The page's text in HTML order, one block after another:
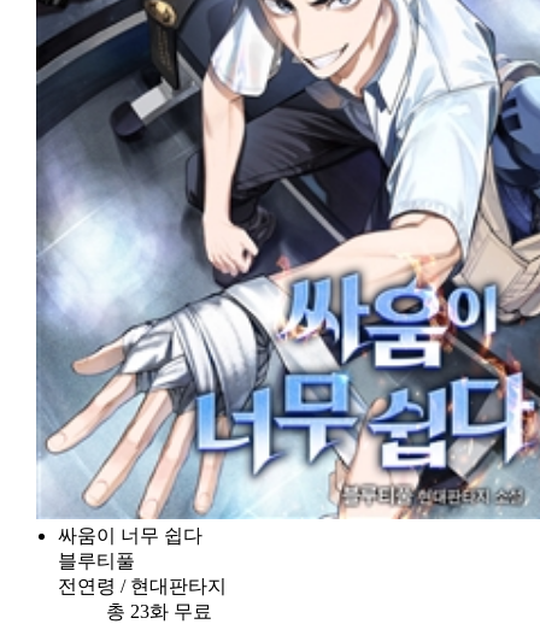
싸움이 너무 쉽다
블루티풀
전연령 / 현대판타지
총 23화 무료